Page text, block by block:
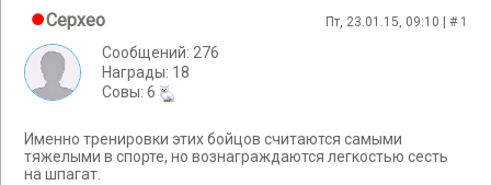
Cepxeo Пт, 23.01.15, 09:10 | # 1
Сообщений: 276
Награды: 18
Cовы: 6
Именно тренировки этих бойцов считаются самыми
тяжелыми в спорте, но вознаграждаются легкостью сесть
на шпагат.